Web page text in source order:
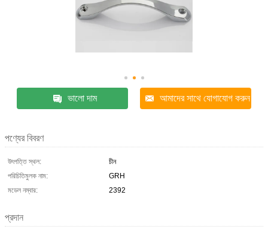
ভালো দাম আমাদের সাথে যোগাযোগ করুন
পণ্যের বিবরণ
উৎপত্তি স্থল:
চীন
পরিচিতিমুলক নাম:
GRH
মডেল নম্বার:
2392
প্রদান